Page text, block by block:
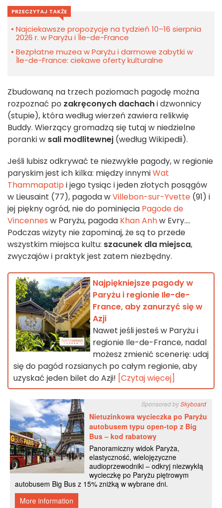
PRZECZYTAJ TAKŻE
Najciekawsze propozycje na tydzień 10–16 sierpnia
2026 r. w Paryżu i Île-de-France
Bezpłatne muzea w Paryżu i darmowe zabytki w
Île-de-France: ciekawe oferty kulturalne
Zbudowaną na trzech poziomach pagodę można
rozpoznać po zakręconych dachachi dzwonnicy
(stupie), która według wierzeń zawiera relikwię
Buddy. Wierzący gromadzą się tutaj w niedzielne
poranki w sali modlitewnej (według Wikipedii).
Jeśli lubisz odkrywać te niezwykłe pagody, w regionie
paryskim jest ich kilka: między innymiWat
Thammapatip i jego tysiąc i jeden złotych posągów
w Lieusaint (77), pagoda wVillebon-sur-Yvette (91) i
jej piękny ogród, nie do pominięcia Pagode de
Vincennes w Paryżu, pagoda Khan Anhw Evry....
Podczas wizyty nie zapominaj, że są to przede
wszystkim miejsca kultu: szacunek dla miejsca,
zwyczajów i praktyk jest zatem niezbędny.
Najpiękniejsze pagody w
Paryżu i regionie Ile-de-
France, aby zanurzyć się w
Azji
Nawet jeśli jesteś w Paryżu i
regionie Ile-de-France, nadal
możesz zmienić scenerię: udaj
się do pagód rozsianych po całym regionie, aby
uzyskać jeden bilet do Azji! [Czytaj więcej]